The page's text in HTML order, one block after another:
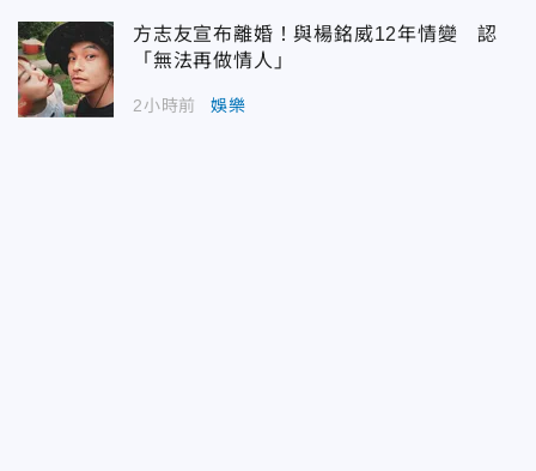
方志友宣布離婚！與楊銘威12年情變 認
「無法再做情人」
2小時前 娛樂